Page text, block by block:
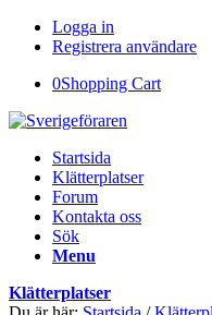
Logga in
Registrera användare
0Shopping Cart
Startsida
Klätterplatser
Forum
Kontakta oss
Sök
Menu
Klätterplatser